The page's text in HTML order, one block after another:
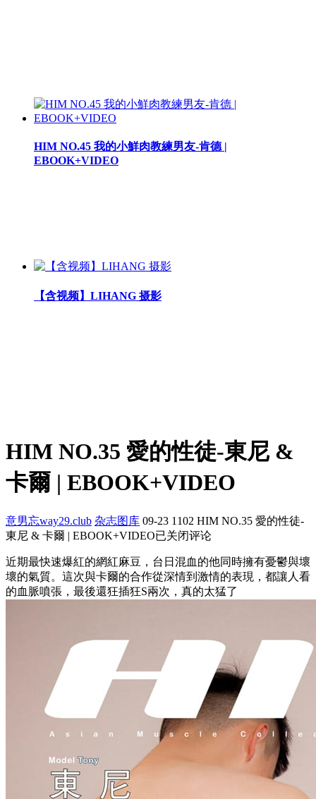
HIM NO.45 我的小鮮肉教練男友-肯德 |
EBOOK+VIDEO
【含视频】LIHANG 摄影
HIM NO.35 愛的性徒-東尼 &
卡爾 | EBOOK+VIDEO
意男忘way29.club 杂志图库 09-23 1102 HIM NO.35 愛的性徒-
東尼 & 卡爾 | EBOOK+VIDEO已关闭评论
近期最快速爆紅的網紅麻豆，台日混血的他同時擁有憂鬱與壞
壞的氣質。這次與卡爾的合作從深情到激情的表現，都讓人看
的血脈噴張，最後還狂插狂S兩次，真的太猛了